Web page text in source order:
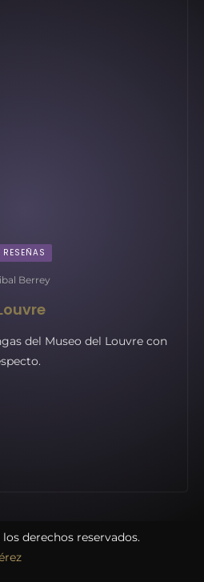
RESEÑAS
Berrey
del Museo del Louvre con
derechos reservados.